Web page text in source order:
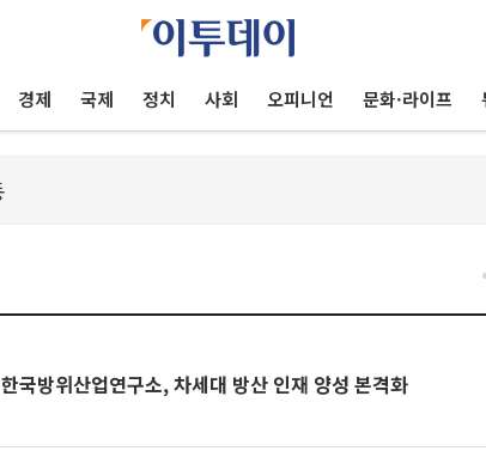
경제 국제 정치 사회 오피니언 문화·라이프
한국방위산업연구소, 차세대 방산 인재 양성 본격화